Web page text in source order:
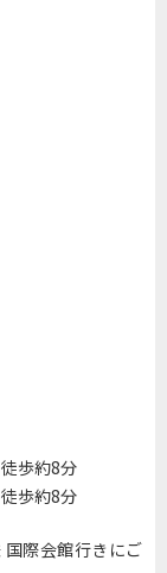
歩約8分
歩約8分
際会館行きにご